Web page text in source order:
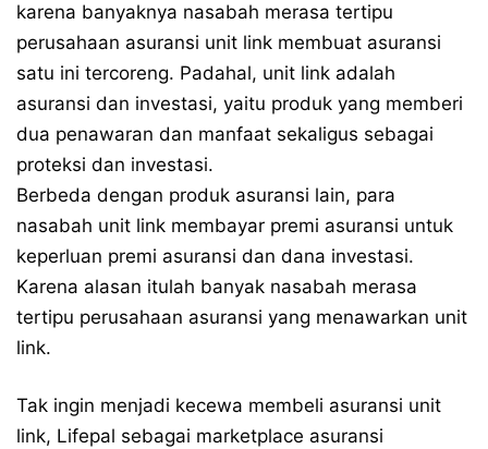
karena banyaknya nasabah merasa tertipu
perusahaan asuransi unit link membuat asuransi
satu ini tercoreng. Padahal, unit link adalah
asuransi dan investasi, yaitu produk yang memberi
dua penawaran dan manfaat sekaligus sebagai
proteksi dan investasi.
Berbeda dengan produk asuransi lain, para
nasabah unit link membayar premi asuransi untuk
keperluan premi asuransi dan dana investasi.
Karena alasan itulah banyak nasabah merasa
tertipu perusahaan asuransi yang menawarkan unit
link.
Tak ingin menjadi kecewa membeli asuransi unit
link, Lifepal sebagai marketplace asuransi